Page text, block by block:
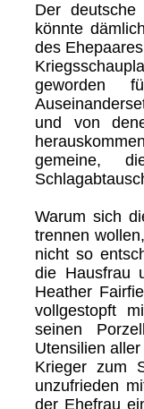
Der
könnte
des
geworden
und von
gemeine,
Warum sich
trennen
nicht so
die Hausfrau
Heather
vollgestopft
seinen
Utensilien
Krieger zum
unzufrieden
der Ehefrau